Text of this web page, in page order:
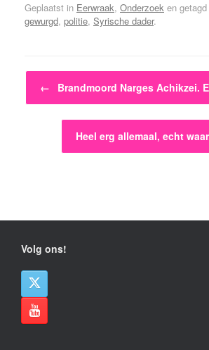
Geplaatst in Eerwraak, Onderzoek en
gewurgd, politie, Syrische dader.
Bericht navigatie
← Brandmoord Narges Achikzei.
Heel erg allemaal, echt
Volg ons!